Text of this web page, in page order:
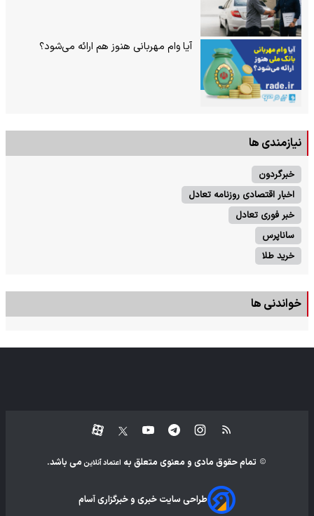
آیا وام مهربانی هنوز هم ارائه می‌شود؟
نیازمندی ها
خبرگردون
اخبار اقتصادی روزنامه تعادل
خبر فوری تعادل
ساناپرس
خرید طلا
خواندنی ها
تمام حقوق مادی و معنوی متعلق به اعتماد آنلاین می باشد.
طراحی سایت خبری و خبرگزاری آسام